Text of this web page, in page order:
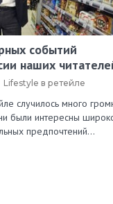
событий
наших
Lifestyle в ретейле
случилось много
были интересны
предпочтений…